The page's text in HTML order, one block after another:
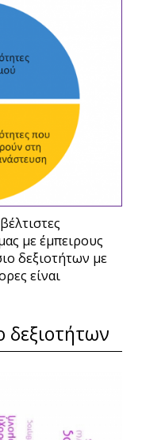
με έμπειρους
δεξιοτήτων με
είναι